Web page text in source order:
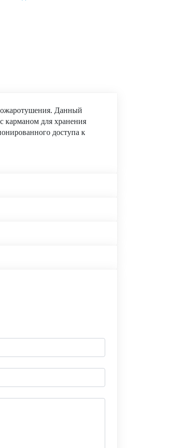
Данный
карманом для хранения
доступа к